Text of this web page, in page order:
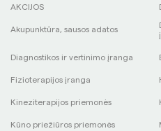
AKCIJOS
Akupunktūra, sausos adatos
Diagnostikos ir vertinimo įranga
Fizioterapijos įranga
Kineziterapijos priemonės
Kūno priežiūros priemonės